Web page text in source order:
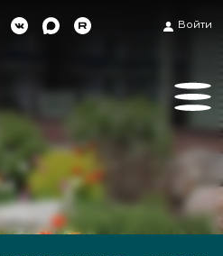
Войти